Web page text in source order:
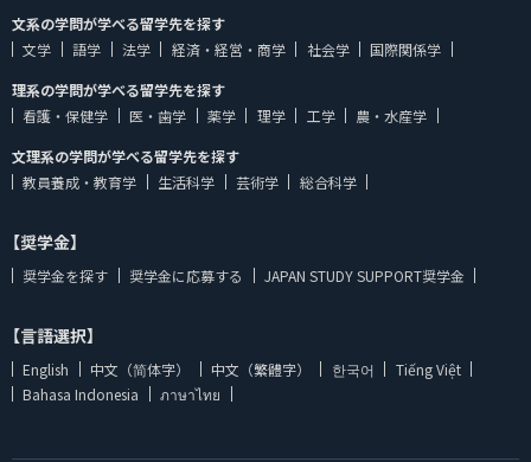
文系の学問が学べる留学先を探す
文学
語学 法学 経済・経営・商学 社会学
国際関係学
理系の学問が学べる留学先を探す
看護・保健学
医・歯学 薬学 理学 工学
農・水産学
文理系の学問が学べる留学先を探す
教員養成・教育学
生活科学 芸術学 総合科学
【奨学金】
奨学金を探す 奨学金に応募する JAPAN STUDY SUPPORT奨学金
【言語選択】
English 中文（简体字） 中文（繁體字） 한국어
Tiếng Việt
Bahasa Indonesia
ภาษาไทย